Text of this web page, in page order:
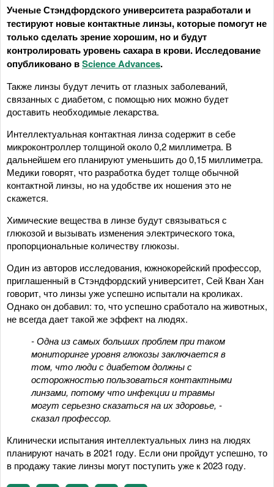
Ученые Стэндфордского университета разработали и
тестируют новые контактные линзы, которые помогут не
только сделать зрение хорошим, но и будут
контролировать уровень сахара в крови. Исследование
опубликовано вScience Advances.
Также линзы будут лечить от глазных заболеваний,
связанных с диабетом, с помощью них можно будет
доставить необходимые лекарства.
Интеллектуальная контактная линза содержит в себе
микроконтроллер толщиной около 0,2 миллиметра. В
дальнейшем его планируют уменьшить до 0,15 миллиметра.
Медики говорят, что разработка будет толще обычной
контактной линзы, но на удобстве их ношения это не
скажется.
Химические вещества в линзе будут связываться с
глюкозой и вызывать изменения электрического тока,
пропорциональные количеству глюкозы.
Один из авторов исследования, южнокорейский профессор,
приглашенный в Стэндфордский университет, Сей Кван Хан
говорит, что линзы уже успешно испытали на кроликах.
Однако он добавил: то, что успешно сработало на животных,
не всегда дает такой же эффект на людях.
- Одна из самых больших проблем при таком
мониторинге уровня глюкозы заключается в
том, что люди с диабетом должны с
осторожностью пользоваться контактными
линзами, потому что инфекции и травмы
могут серьезно сказаться на их здоровье, -
сказал профессор.
Клинически испытания интеллектуальных линз на людях
планируют начать в 2021 году. Если они пройдут успешно, то
в продажу такие линзы могут поступить уже к 2023 году.